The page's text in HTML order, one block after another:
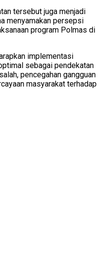
tersebut juga menjadi
menyamakan persepsi
program Polmas di
implementasi
sebagai pendekatan
pencegahan gangguan
masyarakat terhadap